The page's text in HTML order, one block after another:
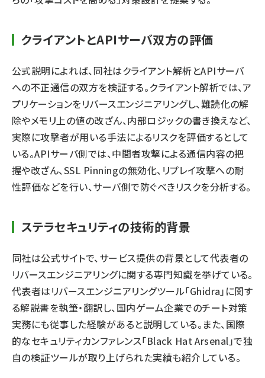
クライアントとAPIサーバ双方の評価
公式説明によれば、同社はクライアント解析とAPIサーバ
への不正通信の双方を検証する。クライアント解析では、ア
プリケーションをリバースエンジニアリングし、難読化の解
除やメモリ上の値の改ざん、内部ロジックの書き換えなど、
実際に攻撃者が用いる手法によるリスクを評価するとして
いる。APIサーバ側では、中間者攻撃による通信内容の把
握や改ざん、SSL Pinningの無効化、リプレイ攻撃への耐
性評価などを行い、サーバ側で防ぐべきリスクを分析する。
ステラセキュリティの技術的背景
同社は公式サイトで、サービス提供の背景として代表者の
リバースエンジニアリングに関する専門知識を挙げている。
代表者はリバースエンジニアリングツール「Ghidra」に関す
る解説書を執筆・翻訳し、国内ゲーム企業でのチート対策
実務にも従事した経験があると説明している。また、国際
的なセキュリティカンファレンス「Black Hat Arsenal」で独
自の検証ツールが取り上げられた実績も紹介している。